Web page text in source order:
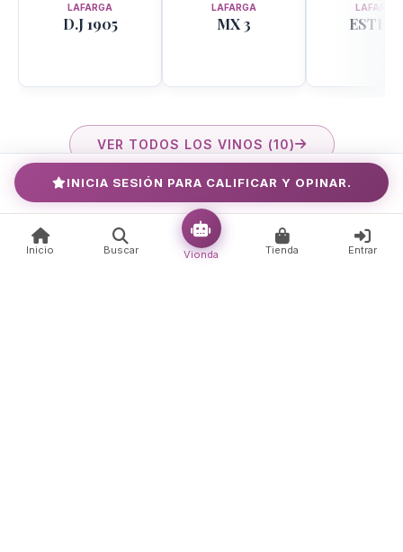
LAFARGA
D.J 1905
LAFARGA
MX 3
LAFARGA
VER TODOS LOS VINOS (10)
4 fotos
INICIA SESIÓN PARA CALIFICAR Y OPINAR.
Inicio Buscar Vionda Tienda Entrar